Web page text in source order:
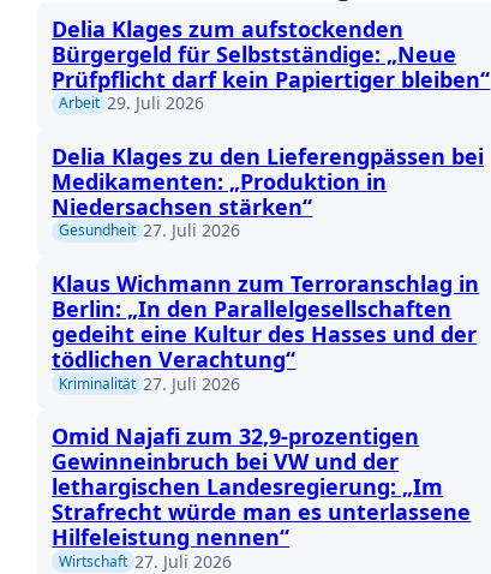
Delia Klages zum aufstockenden
Bürgergeld für Selbstständige: „Neue
Prüfpflicht darf kein Papiertiger bleiben“
Arbeit 29. Juli 2026
Delia Klages zu den Lieferengpässen bei
Medikamenten: „Produktion in
Niedersachsen stärken“
Gesundheit 27. Juli 2026
Klaus Wichmann zum Terroranschlag in
Berlin: „In den Parallelgesellschaften
gedeiht eine Kultur des Hasses und der
tödlichen Verachtung“
Kriminalität 27. Juli 2026
Omid Najafi zum 32,9-prozentigen
Gewinneinbruch bei VW und der
lethargischen Landesregierung: „Im
Strafrecht würde man es unterlassene
Hilfeleistung nennen“
Wirtschaft 27. Juli 2026